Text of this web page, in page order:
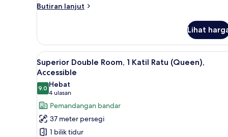
Butiran lanjut
Butiran
Twin
Room
Lihat
Lihat
semua
foto
untuk
Superior
Double
Room,
Peralatan tempat tidur
7
Superior Double Room, 1 Katil Ratu (Queen),
Accessible
9.09.0 daripada 10
Hebat
4 ulasan
(4
ulasan)
Pemandangan bandar
37 meter persegi
1 bilik tidur